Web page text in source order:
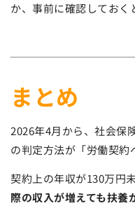
か、事前に確認しておく
まとめ
2026年4月から、社会保
の判定方法が「労働契約
契約上の年収が130万円
際の収入が増えても扶養